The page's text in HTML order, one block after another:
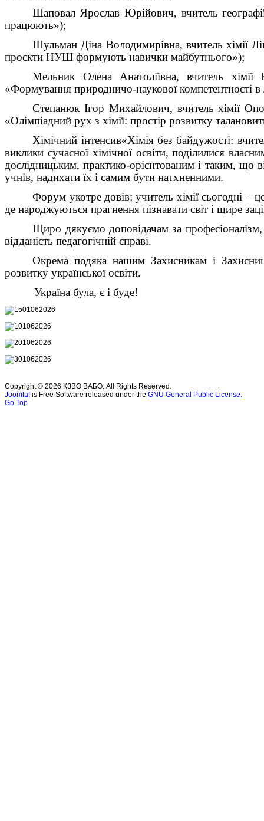
Шаповал Ярослав Юрійович, вчитель
працюють»);
Шульман Діна Володимирівна, вчитель хімії
проєкти НУШ формують навички майбутнього»);
Мельник Олена Анатоліївна, вчитель хімії
«Формування природничо-наукової компетентності в
Степанюк Ігор Михайлович, вчитель хімії
«Олімпіадний рух з хімії: простір розвитку
Хімічний інтенсив«Хімія без байдужості: в
виклики сучасної хімічної освіти,поділилися
дослідницьким, практико-орієнтованим і таким, що
учнів, надихати їх і самим бути натхненними.
Форум укотре довів: учитель хімії сьогодні –
де народжуються прагнення пізнавати світ і щире
Щиро дякуємо доповідачам за професіоналізм,
відданість педагогічній справі.
Окрема подяка нашим Захисникам і
розвитку української освіти.
Україна була, є і буде!
Copyright © 2026 КЗВО ВАБО. All Rights Reserved.
Joomla! is Free Software released under the GNU General Public License.
Go Top